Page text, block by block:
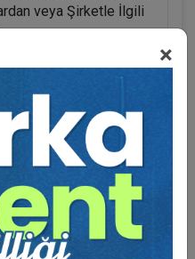
×
veya Şirketle İlgili
Anonim Şirkette
Tutulmasından
Anonim Ortaklık
Yapmaksızın Karar